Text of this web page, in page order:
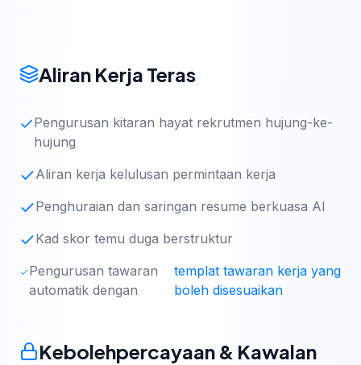
Aliran Kerja Teras
Pengurusan kitaran hayat rekrutmen hujung-ke-
hujung
Aliran kerja kelulusan permintaan kerja
Penghuraian dan saringan resume berkuasa AI
Kad skor temu duga berstruktur
Pengurusan tawaran
automatik dengan
templat tawaran kerja yang
boleh disesuaikan
Kebolehpercayaan & Kawalan